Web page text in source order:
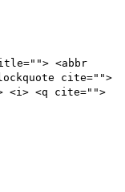
<abbr
cite="">
<i> <q cite="">